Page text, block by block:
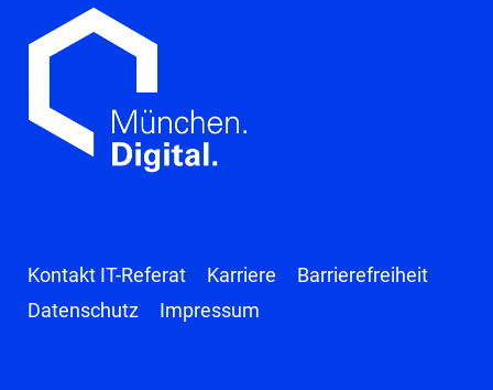
Kontakt IT-Referat Karriere
Barrierefreiheit
Datenschutz
Impressum